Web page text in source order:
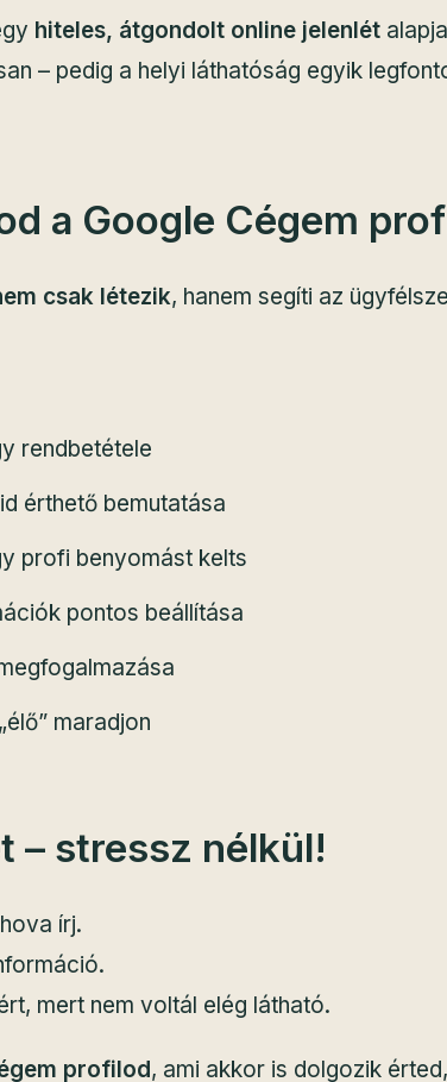
hiteles, átgondolt online jelenlét
– pedig a helyi láthatóság egyik
a Google Cégem
csak létezik, hanem segíti az
rendbetétele
érthető bemutatása
profi benyomást kelts
pontos beállítása
maradjon
– stressz nélkül!
írj.
mert nem voltál elég látható.
profilod, ami akkor is dolgozik